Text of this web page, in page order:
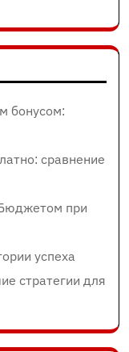
бонусом:
сравнение
при
успеха
стратегии для